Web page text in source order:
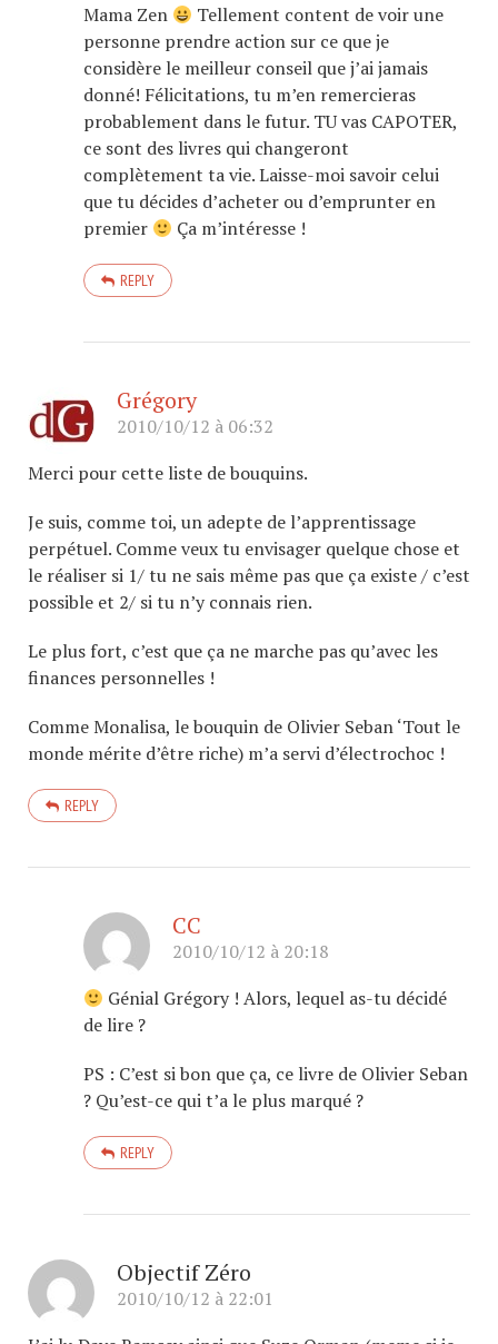
Mama Zen
Tellement content de voir une
personne prendre action sur ce que je
considère le meilleur conseil que j’ai jamais
donné! Félicitations, tu m’en remercieras
probablement dans le futur. TU vas CAPOTER,
ce sont des livres qui changeront
complètement ta vie. Laisse-moi savoir celui
que tu décides d’acheter ou d’emprunter en
premier
Ça m’intéresse !
REPLY
Grégory
2010/10/12 à 06:32
Merci pour cette liste de bouquins.
Je suis, comme toi, un adepte de l’apprentissage
perpétuel. Comme veux tu envisager quelque chose et
le réaliser si 1/ tu ne sais même pas que ça existe / c’est
possible et 2/ si tu n’y connais rien.
Le plus fort, c’est que ça ne marche pas qu’avec les
finances personnelles !
Comme Monalisa, le bouquin de Olivier Seban ‘Tout le
monde mérite d’être riche) m’a servi d’électrochoc !
REPLY
CC
2010/10/12 à 20:18
Génial Grégory ! Alors, lequel as-tu décidé
de lire ?
PS : C’est si bon que ça, ce livre de Olivier Seban
? Qu’est-ce qui t’a le plus marqué ?
REPLY
Objectif Zéro
2010/10/12 à 22:01